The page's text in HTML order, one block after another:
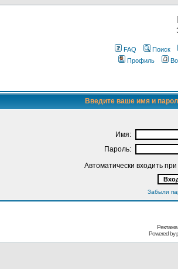
FAQ Поиск
Профиль
Введите ваше имя и
Имя:
Пароль:
Автоматически входить
Забыли
Реклама.
Powered by